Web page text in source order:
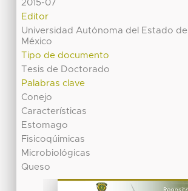
2015-07
Editor
Universidad Autónoma del Estado de
México
Tipo de documento
Tesis de Doctorado
Palabras clave
Conejo
Características
Estomago
Fisicoqúimicas
Microbiológicas
Queso